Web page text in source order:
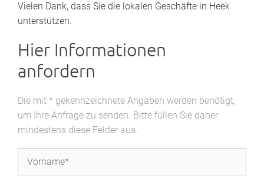
Vielen Dank, dass Sie die lokalen Geschäfte in Heek
unterstützen.
Hier Informationen
anfordern
Die mit * gekennzeichnete Angaben werden benötigt,
um Ihre Anfrage zu senden. Bitte füllen Sie daher
mindestens diese Felder aus.